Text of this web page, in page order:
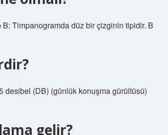
Timpanogramda düz bir çizginin tipidir. B
desibel (DB) (günlük konuşma gürültüsü)
gelir?